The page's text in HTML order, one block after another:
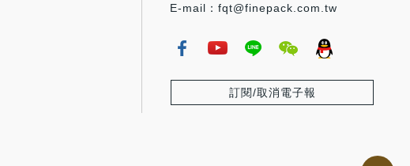
E-mail：fqt@finepack.com.tw
訂閱/取消電子報